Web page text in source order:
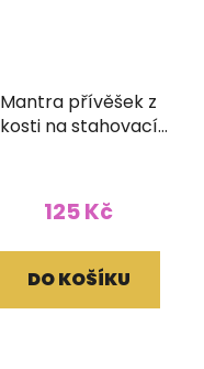
Mantra přívěšek z
kosti na stahovací
125 Kč
DO KOŠÍKU